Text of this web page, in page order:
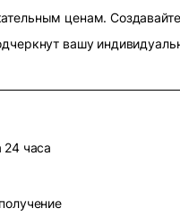
ценам.
вашу
24 часа